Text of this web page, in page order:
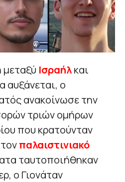
Ισραήλκαι
αυξάνεται, ο
ανακοίνωσε την
τριών ομήρων
που κρατούνταν
παλαιστινιακό
ταυτοποιήθηκαν
ο Γιονάταν